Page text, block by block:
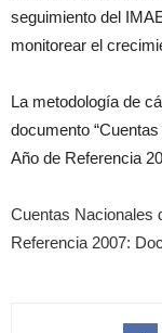
seguimiento del
monitorear el
La metodología de
documento
Año de Referencia
Cuentas Nacionales
Referencia 2007: